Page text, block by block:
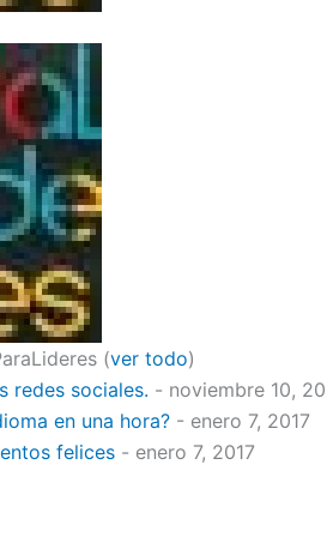
(ver todo)
redes sociales. - noviembre 10,
en una hora? - enero 7, 2017
felices - enero 7, 2017